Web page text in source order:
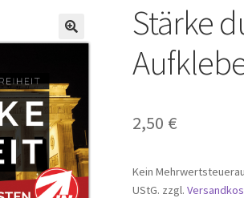
🔍
Stärke
2,50 €
Kein
UStG. zzgl.